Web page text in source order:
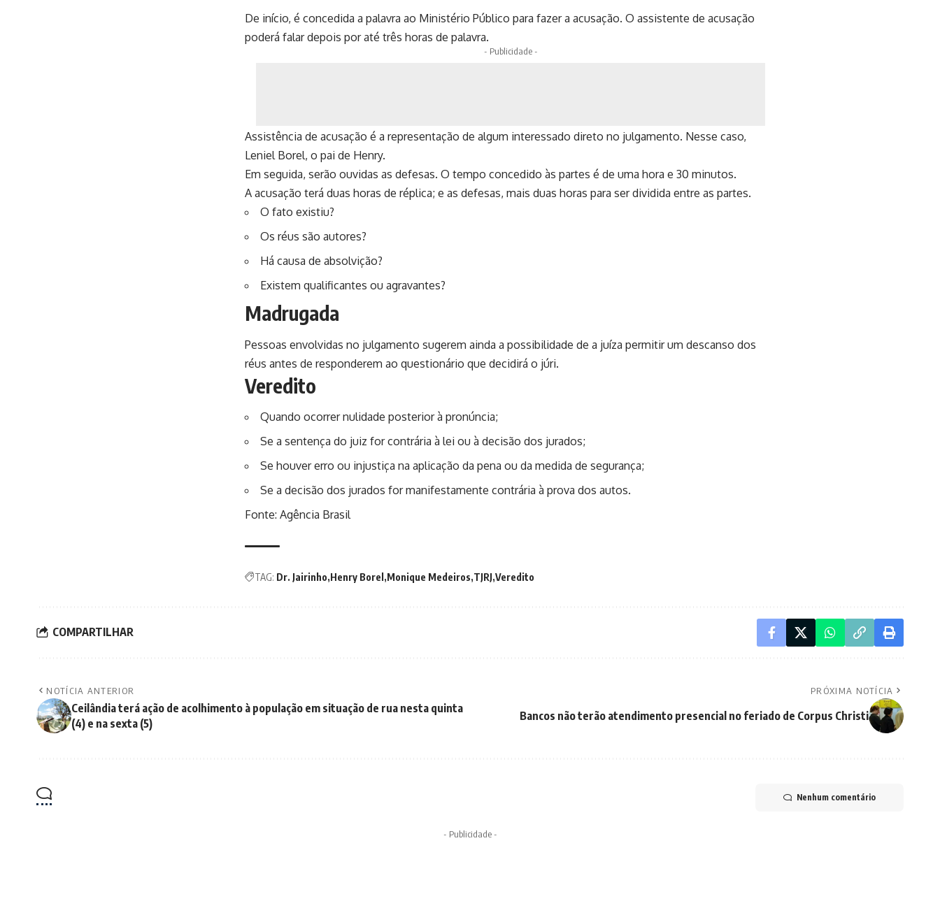
De início, é concedida a palavra ao Ministério Público para fazer a acusação. O assistente de acusação
poderá falar depois por até três horas de palavra.
- Publicidade -
Assistência de acusação é a representação de algum interessado direto no julgamento. Nesse caso,
Leniel Borel, o pai de Henry.
Em seguida, serão ouvidas as defesas. O tempo concedido às partes é de uma hora e 30 minutos.
A acusação terá duas horas de réplica; e as defesas, mais duas horas para ser dividida entre as partes.
O fato existiu?
Os réus são autores?
Há causa de absolvição?
Existem qualificantes ou agravantes?
Madrugada
Pessoas envolvidas no julgamento sugerem ainda a possibilidade de a juíza permitir um descanso dos
réus antes de responderem ao questionário que decidirá o júri.
Veredito
Quando ocorrer nulidade posterior à pronúncia;
Se a sentença do juiz for contrária à lei ou à decisão dos jurados;
Se houver erro ou injustiça na aplicação da pena ou da medida de segurança;
Se a decisão dos jurados for manifestamente contrária à prova dos autos.
Fonte: Agência Brasil
TAG: Dr. Jairinho Henry Borel Monique Medeiros TJRJ Veredito
COMPARTILHAR
NOTÍCIA ANTERIOR
Ceilândia terá ação de acolhimento à população em situação de rua nesta quinta
(4) e na sexta (5)
PRÓXIMA NOTÍCIA
Bancos não terão atendimento presencial no feriado de Corpus Christi
Nenhum comentário
- Publicidade -